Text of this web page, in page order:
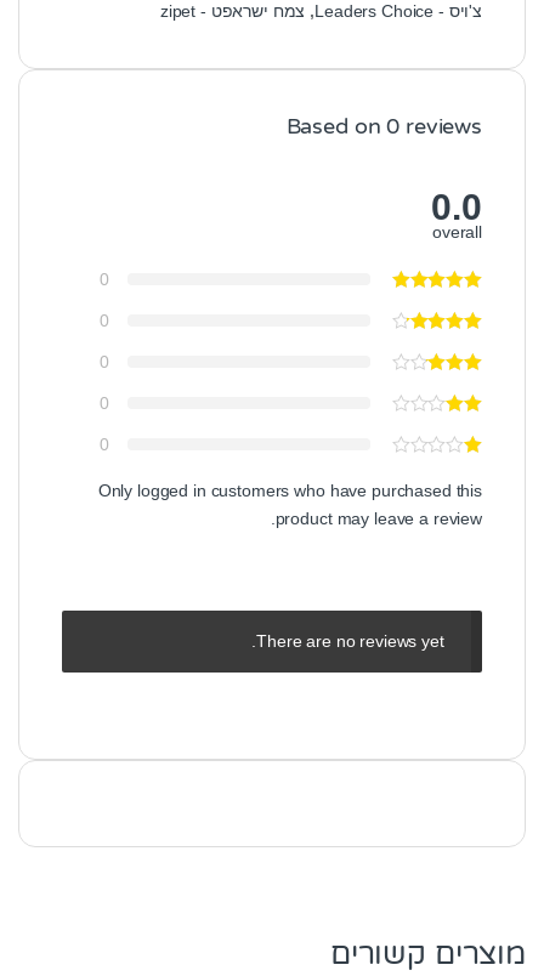
צ'ויס - Leaders Choice
, צמח ישראפט - zipet
Based on 0 reviews
0.0
overall
0
0
0
0
0
Only logged in customers who have purchased this
product may leave a review.
There are no reviews yet.
מוצרים קשורים